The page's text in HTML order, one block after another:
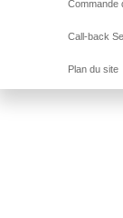
Commande
Call-back
Plan du site